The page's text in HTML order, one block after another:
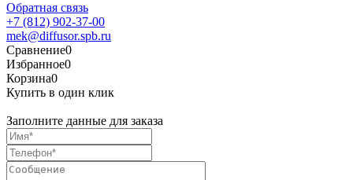
Обратная связь
+7 (812) 902-37-00
mek@diffusor.spb.ru
Сравнение0
Избранное0
Корзина0
Купить в один клик
Заполните данные для заказа